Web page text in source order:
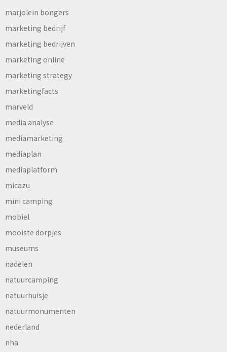
marjolein bongers
marketing bedrijf
marketing bedrijven
marketing online
marketing strategy
marketingfacts
marveld
media analyse
mediamarketing
mediaplan
mediaplatform
micazu
mini camping
mobiel
mooiste dorpjes
museums
nadelen
natuurcamping
natuurhuisje
natuurmonumenten
nederland
nha